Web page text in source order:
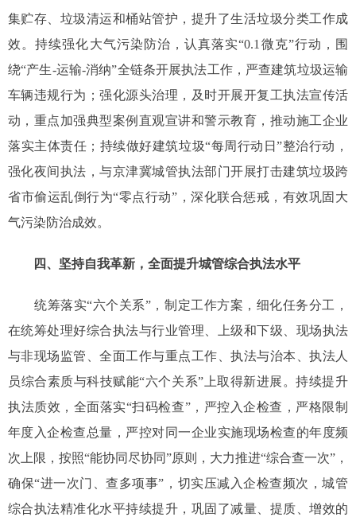
集贮存、垃圾清运和桶站管护，提升了生活垃圾分类工作成
效。持续强化大气污染防治，认真落实“0.1微克”行动，围
绕“产生-运输-消纳”全链条开展执法工作，严查建筑垃圾运输
车辆违规行为；强化源头治理，及时开展开复工执法宣传活
动，重点加强典型案例直观宣讲和警示教育，推动施工企业
落实主体责任；持续做好建筑垃圾“每周行动日”整治行动，
强化夜间执法，与京津冀城管执法部门开展打击建筑垃圾跨
省市偷运乱倒行为“零点行动”，深化联合惩戒，有效巩固大
气污染防治成效。
四、坚持自我革新，全面提升城管综合执法水平
统筹落实“六个关系”，制定工作方案，细化任务分工，
在统筹处理好综合执法与行业管理、上级和下级、现场执法
与非现场监管、全面工作与重点工作、执法与治本、执法人
员综合素质与科技赋能“六个关系”上取得新进展。持续提升
执法质效，全面落实“扫码检查”，严控入企检查，严格限制
年度入企检查总量，严控对同一企业实施现场检查的年度频
次上限，按照“能协同尽协同”原则，大力推进“综合查一次”，
确保“进一次门、查多项事”，切实压减入企检查频次，城管
综合执法精准化水平持续提升，巩固了减量、提质、增效的